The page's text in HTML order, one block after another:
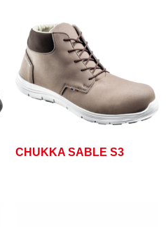
CHUKKA SABLE S3